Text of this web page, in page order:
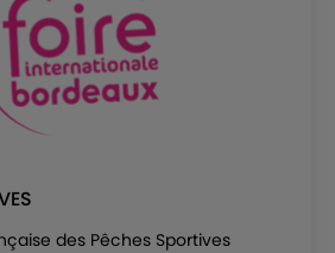
des Pêches Sportives